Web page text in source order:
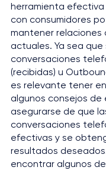
herramienta
con consumidores
mantener relaciones
actuales. Ya sea
conversaciones
(recibidas) u
es relevante tener
algunos consejos
asegurarse de que
conversaciones
efectivas y se
resultados
encontrar algunos